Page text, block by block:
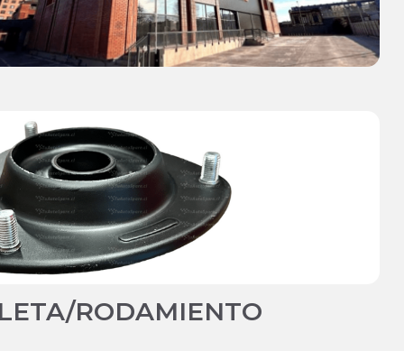
RODAMIENTO